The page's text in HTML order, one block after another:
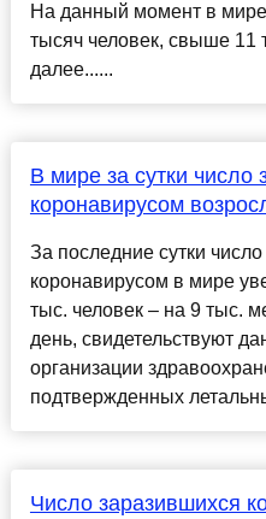
На данный момент в
тысяч человек, свыше 11
далее......
В мире за сутки число
коронавирусом
За последние сутки
коронавирусом в мире
тыс. человек – на 9 тыс.
день, свидетельствуют
организации
подтвержденных
Число заразившихся